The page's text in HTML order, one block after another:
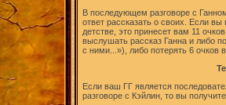
В последующем разговоре с
ответ рассказать о своих. Если
детстве, это принесет вам 11
выслушать рассказ Ганна и либо
с ними...»), либо потерять 6 очков
Если ваш ГГ является
разговоре с Кэйлин, то вы